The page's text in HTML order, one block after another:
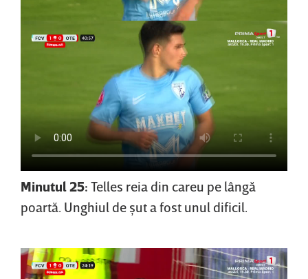
Minutul 25: Telles reia din careu pe lângă
poartă. Unghiul de şut a fost unul dificil.